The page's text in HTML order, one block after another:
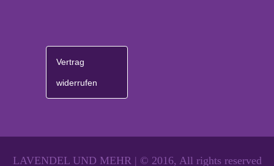
Vertrag
widerrufen
LAVENDEL UND MEHR | © 2016, All rights reserved